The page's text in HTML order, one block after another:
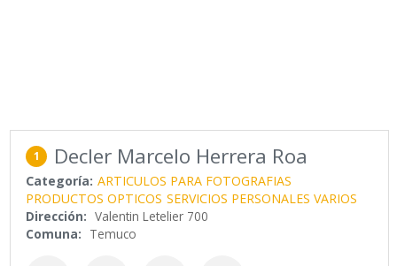
1 Decler Marcelo Herrera Roa
Categoría: ARTICULOS PARA FOTOGRAFIAS
PRODUCTOS OPTICOS SERVICIOS PERSONALES VARIOS
Dirección: Valentin Letelier 700
Comuna: Temuco